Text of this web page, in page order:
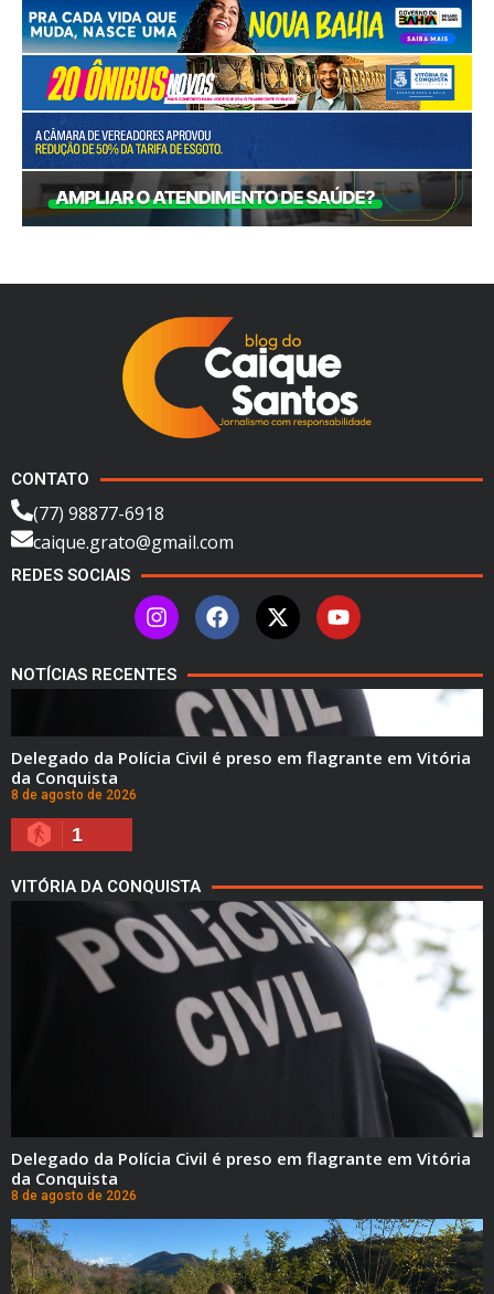
CONTATO
(77) 98877-6918
caique.grato@gmail.com
REDES SOCIAIS
NOTÍCIAS RECENTES
Delegado da Polícia Civil é preso em flagrante em Vitória
da Conquista
8 de agosto de 2026
1
VITÓRIA DA CONQUISTA
Delegado da Polícia Civil é preso em flagrante em Vitória
da Conquista
8 de agosto de 2026